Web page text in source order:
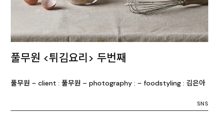
풀무원 <튀김요리> 두번째
풀무원 – client : 풀무원 – photography : – foodstyling : 김은아
SNS